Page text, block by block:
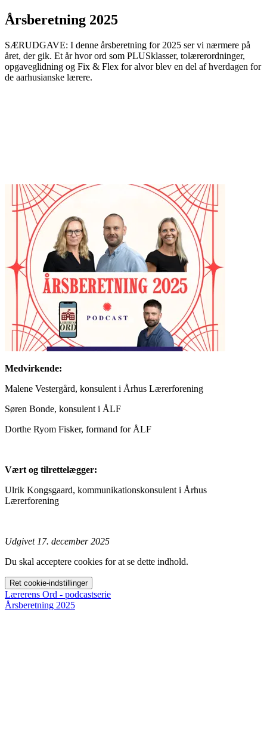
Årsberetning 2025
SÆRUDGAVE: I denne årsberetning for 2025 ser vi nærmere på
året, der gik. Et år hvor ord som PLUSklasser, tolærerordninger,
opgaveglidning og Fix & Flex for alvor blev en del af hverdagen for
de aarhusianske lærere.
Medvirkende:
Malene Vestergård, konsulent i Århus Lærerforening
Søren Bonde, konsulent i ÅLF
Dorthe Ryom Fisker, formand for ÅLF
Vært og tilrettelægger:
Ulrik Kongsgaard, kommunikationskonsulent i Århus
Lærerforening
Udgivet 17. december 2025
Du skal acceptere cookies for at se dette indhold.
Ret cookie-indstillinger
Lærerens Ord - podcastserie
Årsberetning 2025